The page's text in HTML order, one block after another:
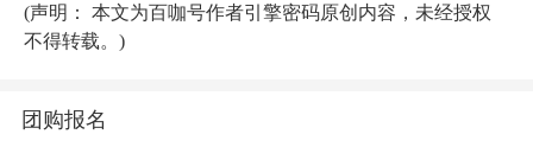
(声明： 本文为百咖号作者引擎密码原创内容，未经授权
不得转载。)
团购报名